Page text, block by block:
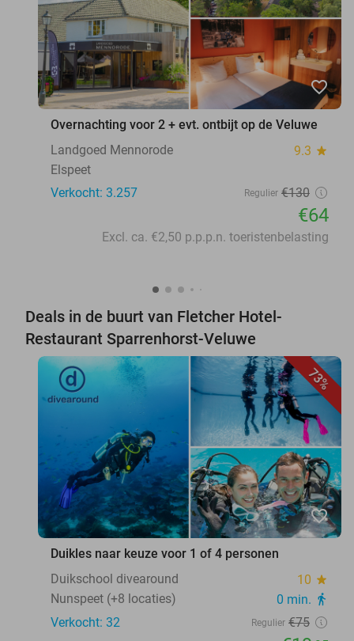
favorite_border
Overnachting voor 2 + evt. ontbijt op de Veluwe
Landgoed Mennorode
9.3 star
Elspeet
Verkocht: 3.257
Regulier €130
€64
Excl. ca. €2,50 p.p.p.n. toeristenbelasting
Deals in de buurt van Fletcher Hotel-
Restaurant Sparrenhorst-Veluwe
73%
favorite_border
Duikles naar keuze voor 1 of 4 personen
Duikschool divearound
10 star
Nunspeet (+8 locaties) 0 min. directions_walk
Verkocht: 32 Regulier €75